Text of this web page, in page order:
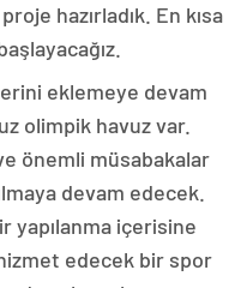
hazırladık. En kısa
eklemeye devam
olimpik havuz var.
önemli müsabakalar
devam edecek.
yapılanma içerisine
edecek bir spor